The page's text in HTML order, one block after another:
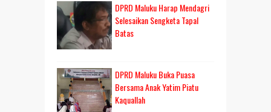
DPRD Maluku Harap Mendagri
Selesaikan Sengketa Tapal
Batas
DPRD Maluku Buka Puasa
Bersama Anak Yatim Piatu
Kaquallah